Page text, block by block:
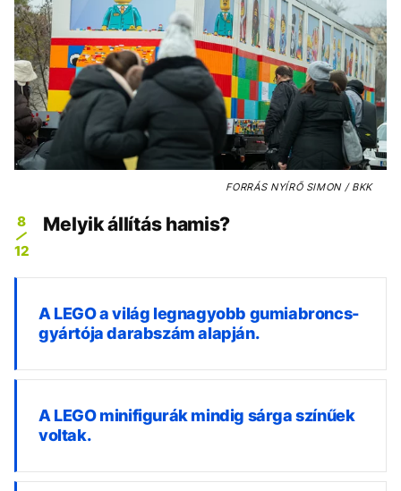
FORRÁSNYÍRŐ SIMON / BKK
8
12
Melyik állítás hamis?
A LEGO a világ legnagyobb gumiabroncs-
gyártója darabszám alapján.
A LEGO minifigurák mindig sárga színűek
voltak.